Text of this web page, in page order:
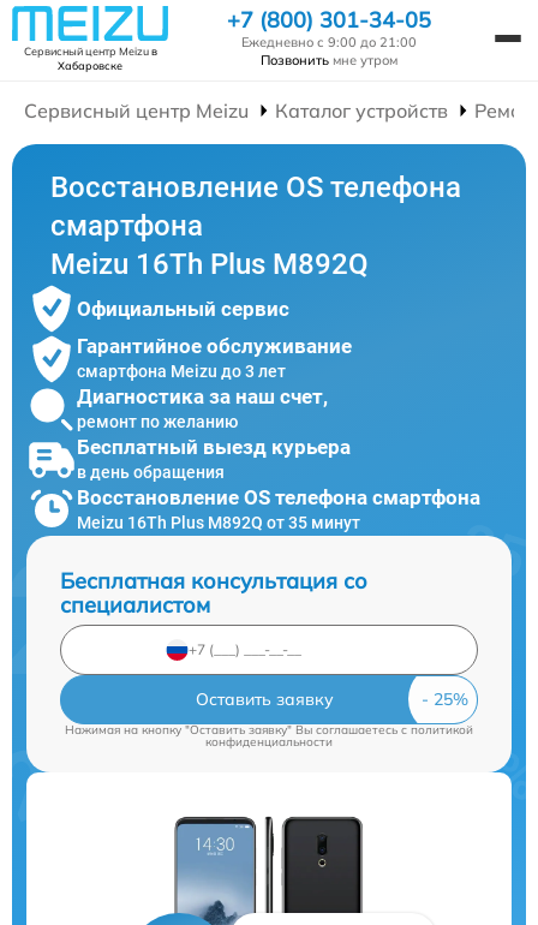
Сервисный центр Meizuв
Хабаровске
+7 (800) 301-34-05
Ежедневно с 9:00 до 21:00
Позвонить мне утром
Сервисный центр Meizu Каталог устройств
Восстановление OS телефона
смартфона
Meizu 16Th Plus M892Q
Официальный сервис
Гарантийное обслуживание
смартфона Meizu до 3 лет
Диагностика за наш счет,
ремонт по желанию
Бесплатный выезд курьера
в день обращения
Восстановление OS телефона смартфона
Meizu 16Th Plus M892Q от 35 минут
Бесплатная консультация со
специалистом
Оставить заявку
Нажимая на кнопку "Оставить заявку" Вы соглашаетесь cполитикой
конфиденциальности